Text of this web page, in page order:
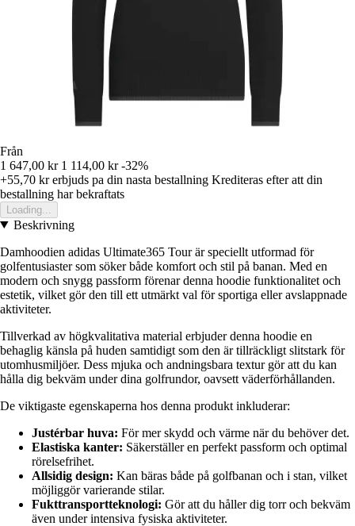
Från
1 647,00 kr 1 114,00 kr -32%
+55,70 krerbjuds pa din nasta bestallning Krediteras efter att din
bestallning har bekraftats
Loading...
Beskrivning
Damhoodien adidas Ultimate365 Tour är speciellt utformad för
golfentusiaster som söker både komfort och stil på banan. Med en
modern och snygg passform förenar denna hoodie funktionalitet och
estetik, vilket gör den till ett utmärkt val för sportiga eller avslappnade
aktiviteter.
Tillverkad av högkvalitativa material erbjuder denna hoodie en
behaglig känsla på huden samtidigt som den är tillräckligt slitstark för
utomhusmiljöer. Dess mjuka och andningsbara textur gör att du kan
hålla dig bekväm under dina golfrundor, oavsett väderförhållanden.
De viktigaste egenskaperna hos denna produkt inkluderar:
Justérbar huva: För mer skydd och värme när du behöver det.
Elastiska kanter: Säkerställer en perfekt passform och optimal
rörelsefrihet.
Allsidig design: Kan bäras både på golfbanan och i stan, vilket
möjliggör varierande stilar.
Fukttransportteknologi: Gör att du håller dig torr och bekväm
även under intensiva fysiska aktiviteter.